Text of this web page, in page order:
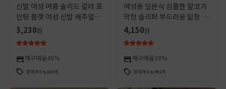
신발 여성 여름 솔리드 컬러 포
인팅 플랫 여성 신발 캐주얼 통
기성 여성 할로우 아웃 헝겊 신
발 프랑스어 피곤하지 않은 신
발
3,230원
재구매율46%
판매개수4,183개
여성용 일본식 심플한 앞코가
막힌 슬리퍼 부드러운 밑창 캐
주얼 신발 반슬리퍼 샌들 단색
다용도 엄마 신발 여성용 단화
4,150원
재구매율38%
판매개수3,491개